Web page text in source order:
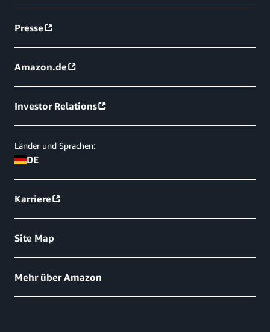
Presse
Amazon.de
Investor Relations
Länder und Sprachen:
DE
Karriere
Site Map
Mehr über Amazon